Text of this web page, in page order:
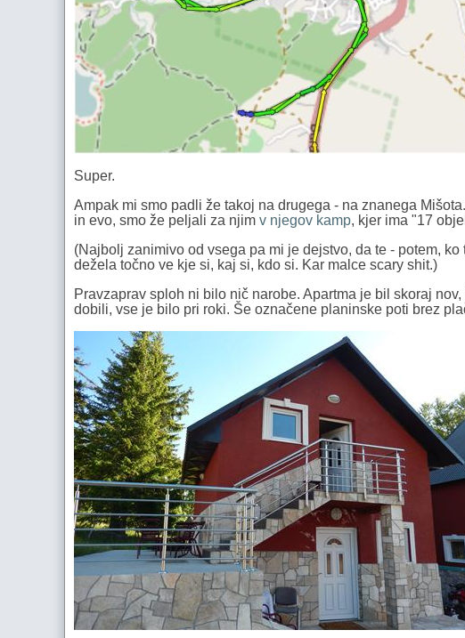
Super.
Ampak mi smo padli že takoj na drugega - na znanega
in evo, smo že peljali za njim v njegov kamp, kjer ima "17
(Najbolj zanimivo od vsega pa mi je dejstvo, da te - potem,
dežela točno ve kje si, kaj si, kdo si. Kar malce scary shit.)
Pravzaprav sploh ni bilo nič narobe. Apartma je bil skoraj
dobili, vse je bilo pri roki. Še označene planinske poti brez